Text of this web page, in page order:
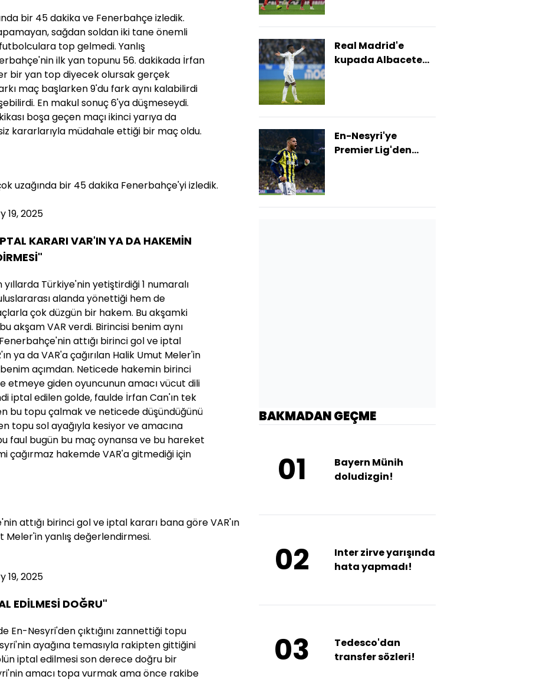
bir 45 dakika ve Fenerbahçe izledik.
sağdan soldan iki tane önemli
top gelmedi. Yanlış
ilk yan topunu 56. dakikada İrfan
bir yan top diyecek olursak gerçek
maç başlarken 9'du fark aynı kalabilirdi
En makul sonuç 6'ya düşmeseydi.
boşa geçen maçı ikinci yarıya da
kararlarıyla müdahale ettiği bir maç oldu.
uzağında bir 45 dakika Fenerbahçe'yi izledik.
19, 2025
KARARI VAR'IN YA DA HAKEMİN
yıllarda Türkiye'nin yetiştirdiği 1 numaralı
alanda yönettiği hem de
çok düzgün bir hakem. Bu akşamki
akşam VAR verdi. Birincisi benim aynı
attığı birinci gol ve iptal
ya da VAR'a çağırılan Halik Umut Meler'in
açımdan. Neticede hakemin birinci
etmeye giden oyuncunun amacı vücut dili
iptal edilen golde, faulde İrfan Can'ın tek
bu topu çalmak ve neticede düşündüğünü
topu sol ayağıyla kesiyor ve amacına
faul bugün bu maç oynansa ve bu hareket
çağırmaz hakemde VAR'a gitmediği için
attığı birinci gol ve iptal kararı bana göre VAR'ın
Meler'in yanlış değerlendirmesi.
19, 2025
EDİLMESİ DOĞRU"
En-Nesyri'den çıktığını zannettiği topu
ayağına temasıyla rakipten gittiğini
iptal edilmesi son derece doğru bir
amacı topa vurmak ama önce rakibe
Real Madrid'e
kupada Albacete
En-Nesyri'ye
Premier Lig'den
BAKMADAN GEÇME
01
Bayern Münih
doludizgin!
02
Inter zirve yarışında
hata yapmadı!
03
Tedesco'dan
transfer sözleri!